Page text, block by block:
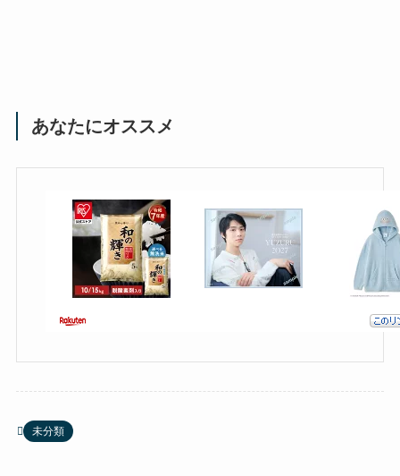
あなたにオススメ
未分類